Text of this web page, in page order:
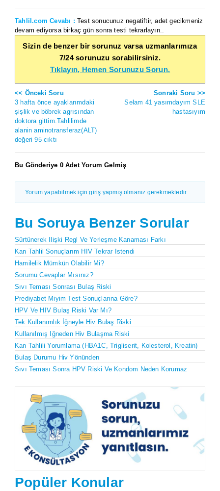
Tahlil.com Cevabı : Test sonucunuz negatiftir, adet gecikmeniz
devam ediyorsa birkaç gün sonra testi tekrarlayın..
Sizin de benzer bir sorunuz varsa uzmanlarımıza
7/24 sorunuzu sorabilirsiniz.
Tıklayın, Hemen Sorunuzu Sorun.
<< Önceki Soru
3 hafta önce ayaklarımdaki
şişlik ve böbrek agrısından
doktora gittim.Tahlilimde
alanin aminotransferaz(ALT)
değeri 95 cıktı
Sonraki Soru >>
Selam 41 yasımdayım SLE
hastasıyım
Bu Gönderiye 0 Adet Yorum Gelmiş
Yorum yapabilmek için giriş yapmış olmanız gerekmektedir.
Bu Soruya Benzer Sorular
Sürtünerek Ilişki Regl Ve Yerleşme Kanaması Farkı
Kan Tahlil Sonuçlarım HIV Tekrar Istendi
Hamilelik Mümkün Olabilir Mi?
Sorumu Cevaplar Mısınız?
Sıvı Teması Sonrası Bulaş Riski
Prediyabet Miyim Test Sonuçlarına Göre?
HPV Ve HIV Bulaş Riski Var Mı?
Tek Kullanımlık İğneyle Hiv Bulaş Riski
Kullanılmış Iğneden Hiv Bulaşma Riski
Kan Tahlili Yorumlama (HBA1C, Trigliserit, Kolesterol, Kreatin)
Bulaş Durumu Hiv Yönünden
Sıvı Teması Sonra HPV Riski Ve Kondom Neden Korumaz
Popüler Konular